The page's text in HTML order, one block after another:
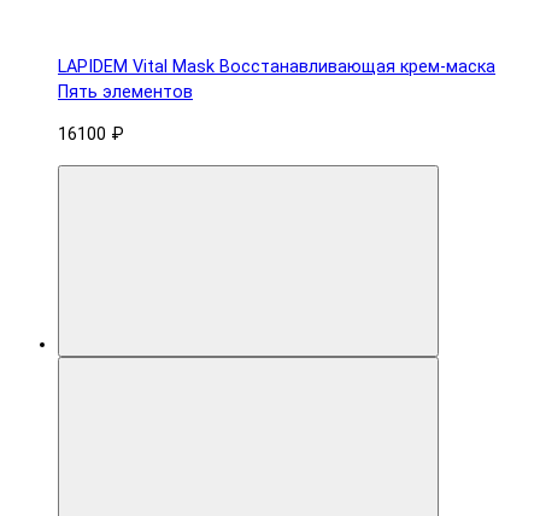
LAPIDEM Vital Mask Восстанавливающая крем-маска
Пять элементов
16100 ₽